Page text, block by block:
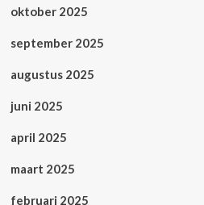
oktober 2025
september 2025
augustus 2025
juni 2025
april 2025
maart 2025
februari 2025